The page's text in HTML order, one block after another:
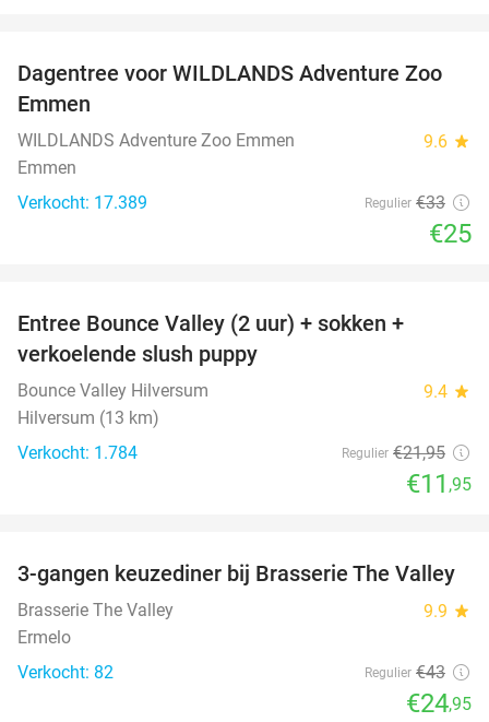
24%
Dagentree voor WILDLANDS Adventure Zoo
Emmen
WILDLANDS Adventure Zoo Emmen 9.6 star
Emmen
Verkocht: 17.389
Regulier €33
€25
Entree Bounce Valley (2 uur) + sokken +
verkoelende slush puppy
Bounce Valley Hilversum 9.4 star
Hilversum (13 km)
Verkocht: 1.784
Regulier €21,95
€11 ,95
42%
3-gangen keuzediner bij Brasserie The Valley
Brasserie The Valley 9.9 star
Ermelo
Verkocht: 82
Regulier €43
€24,95